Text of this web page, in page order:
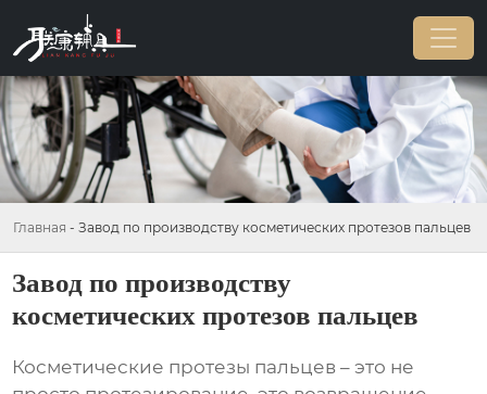
Главная - Завод по производству косметических протезов пальцев
Завод по производству
косметических протезов пальцев
Косметические протезы пальцев – это не